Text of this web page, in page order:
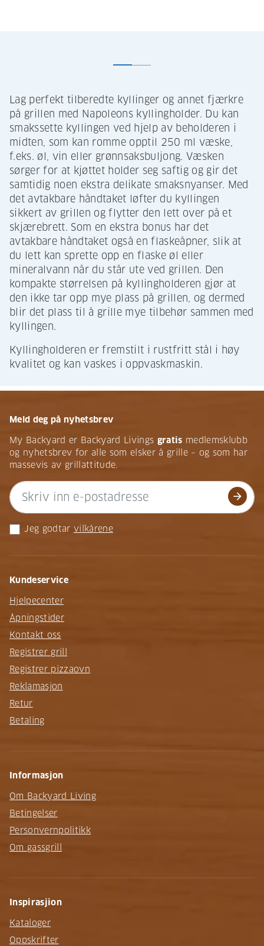
Lag perfekt tilberedte kyllinger og annet fjærkre
på grillen med Napoleons kyllingholder. Du kan
smakssette kyllingen ved hjelp av beholderen i
midten, som kan romme opptil 250 ml væske,
f.eks. øl, vin eller grønnsaksbuljong. Væsken
sørger for at kjøttet holder seg saftig og gir det
samtidig noen ekstra delikate smaksnyanser. Med
det avtakbare håndtaket løfter du kyllingen
sikkert av grillen og flytter den lett over på et
skjærebrett. Som en ekstra bonus har det
avtakbare håndtaket også en flaskeåpner, slik at
du lett kan sprette opp en flaske øl eller
mineralvann når du står ute ved grillen. Den
kompakte størrelsen på kyllingholderen gjør at
den ikke tar opp mye plass på grillen, og dermed
blir det plass til å grille mye tilbehør sammen med
kyllingen.
Kyllingholderen er fremstilt i rustfritt stål i høy
kvalitet og kan vaskes i oppvaskmaskin.
Meld deg på nyhetsbrev
My Backyard er Backyard Livings gratis medlemsklubb
og nyhetsbrev for alle som elsker å grille – og som har
massevis av grillattitude.
arrow_forward
Jeg godtar vilkårene
Kundeservice
Hjelpecenter
Åpningstider
Kontakt oss
Registrer grill
Registrer pizzaovn
Reklamasjon
Retur
Betaling
Informasjon
Om Backyard Living
Betingelser
Personvernpolitikk
Om gassgrill
Inspirasjion
Kataloger
Oppskrifter